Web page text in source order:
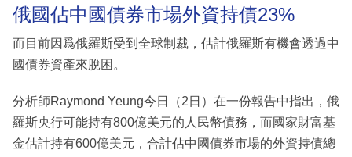
俄國佔中國債券市場外資持債23%
而目前因爲俄羅斯受到全球制裁，估計俄羅斯有機會透過中
國債券資產來脫困。
分析師Raymond Yeung今日（2日）在一份報告中指出，俄
羅斯央行可能持有800億美元的人民幣債務，而國家財富基
金估計持有600億美元，合計佔中國債券市場的外資持債總